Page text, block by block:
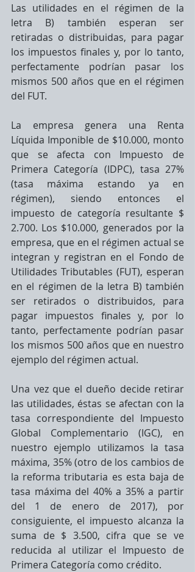
Las utilidades en el régimen de la
letra B) también esperan ser
retiradas o distribuidas, para pagar
los impuestos finales y, por lo tanto,
perfectamente podrían pasar los
mismos 500 años que en el régimen
del FUT.
La empresa genera una Renta
Líquida Imponible de $10.000, monto
que se afecta con Impuesto de
Primera Categoría (IDPC), tasa 27%
(tasa máxima estando ya en
régimen), siendo entonces el
impuesto de categoría resultante $
2.700. Los $10.000, generados por la
empresa, que en el régimen actual se
integran y registran en el Fondo de
Utilidades Tributables (FUT), esperan
en el régimen de la letra B) también
ser retirados o distribuidos, para
pagar impuestos finales y, por lo
tanto, perfectamente podrían pasar
los mismos 500 años que en nuestro
ejemplo del régimen actual.
Una vez que el dueño decide retirar
las utilidades, éstas se afectan con la
tasa correspondiente del Impuesto
Global Complementario (IGC), en
nuestro ejemplo utilizamos la tasa
máxima, 35% (otro de los cambios de
la reforma tributaria es esta baja de
tasa máxima del 40% a 35% a partir
del 1 de enero de 2017), por
consiguiente, el impuesto alcanza la
suma de $ 3.500, cifra que se ve
reducida al utilizar el Impuesto de
Primera Categoría como crédito.